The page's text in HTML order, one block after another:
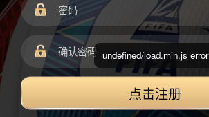
点击注册
undefined/load.min.js error